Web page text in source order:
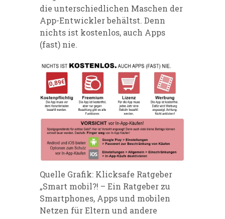
die unterschiedlichen Maschen der
App-Entwickler behältst. Denn
nichts ist kostenlos, auch Apps
(fast) nie.
Quelle Grafik: Klicksafe Ratgeber
„Smart mobil?! – Ein Ratgeber zu
Smartphones, Apps und mobilen
Netzen für Eltern und andere